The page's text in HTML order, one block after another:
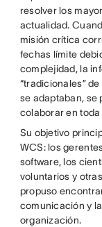
resolver los
actualidad.
misión crítica
fechas límite
complejidad, la
“tradicionales”
se adaptaban, se
colaborar en toda
Su objetivo
WCS: los
software, los
voluntarios y
propuso
comunicación y
organización.